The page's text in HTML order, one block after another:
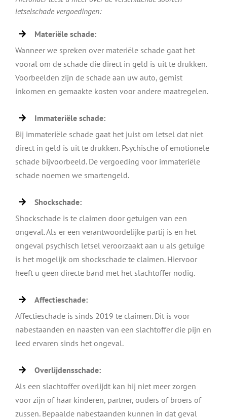
letselschade vergoedingen:
Materiële schade:
Wanneer we spreken over materiële schade gaat het
vooral om de schade die direct in geld is uit te drukken.
Voorbeelden zijn de schade aan uw auto, gemist
inkomen en gemaakte kosten voor andere maatregelen.
Immateriële schade:
Bij immateriële schade gaat het juist om letsel dat niet
direct in geld is uit te drukken. Psychische of emotionele
schade bijvoorbeeld. De vergoeding voor immateriële
schade noemen we smartengeld.
Shockschade:
Shockschade is te claimen door getuigen van een
ongeval. Als er een verantwoordelijke partij is en het
ongeval psychisch letsel veroorzaakt aan u als getuige
is het mogelijk om shockschade te claimen. Hiervoor
heeft u geen directe band met het slachtoffer nodig.
Affectieschade:
Affectieschade is sinds 2019 te claimen. Dit is voor
nabestaanden en naasten van een slachtoffer die pijn en
leed ervaren sinds het ongeval.
Overlijdensschade:
Als een slachtoffer overlijdt kan hij niet meer zorgen
voor zijn of haar kinderen, partner, ouders of broers of
zussen. Bepaalde nabestaanden kunnen in dat geval